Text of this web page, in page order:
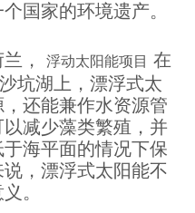
国家的环境遗产。
， 浮动太阳能项目 在
坑湖上，漂浮式太
还能兼作水资源管
减少藻类繁殖，并
海平面的情况下保
，漂浮式太阳能不
。